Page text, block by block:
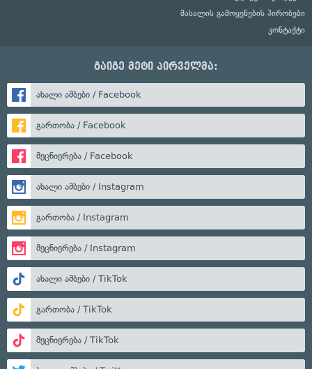
მასალის გამოყენების პირობები
კონტაქტი
გაიგე მეტი პირველმა:
ახალი ამბები / Facebook
გართობა / Facebook
მეცნიერება / Facebook
ახალი ამბები / Instagram
გართობა / Instagram
მეცნიერება / Instagram
ახალი ამბები / TikTok
გართობა / TikTok
მეცნიერება / TikTok